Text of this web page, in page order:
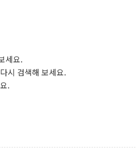
세요.
시 검색해 보세요.
.